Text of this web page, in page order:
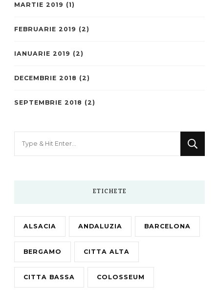
MARTIE 2019 (1)
FEBRUARIE 2019 (2)
IANUARIE 2019 (2)
DECEMBRIE 2018 (2)
SEPTEMBRIE 2018 (2)
ETICHETE
ALSACIA ANDALUZIA BARCELONA
BERGAMO CITTA ALTA
CITTA BASSA COLOSSEUM